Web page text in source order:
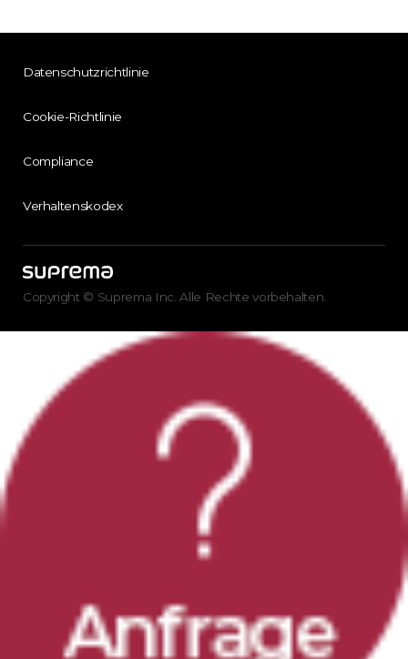
Datenschutzrichtlinie
Cookie-Richtlinie
Compliance
Verhaltenskodex
Copyright © Suprema Inc. Alle Rechte vorbehalten.